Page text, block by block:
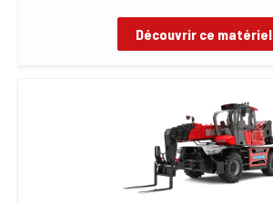
Découvrir ce matériel